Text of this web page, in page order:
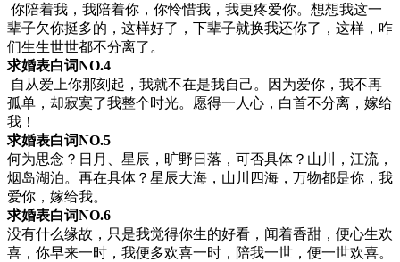
你陪着我，我陪着你，你怜惜我，我更疼爱你。想想我这一
辈子欠你挺多的，这样好了，下辈子就换我还你了，这样，咋
们生生世世都不分离了。
求婚表白词NO.4
自从爱上你那刻起，我就不在是我自己。因为爱你，我不再
孤单，却寂寞了我整个时光。愿得一人心，白首不分离，嫁给
我！
求婚表白词NO.5
何为思念？日月、星辰，旷野日落，可否具体？山川，江流，
烟岛湖泊。再在具体？星辰大海，山川四海，万物都是你，我
爱你，嫁给我。
求婚表白词NO.6
没有什么缘故，只是我觉得你生的好看，闻着香甜，便心生欢
喜，你早来一时，我便多欢喜一时，陪我一世，便一世欢喜。